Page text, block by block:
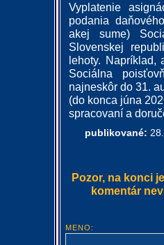
Vyplatenie
podania
akej sume)
Slovenskej
lehoty. Napríklad,
Sociálna
najneskôr do 31.
(do konca júna
spracovaní a
publikované:
Pozor, na konci
komentár
MENO: